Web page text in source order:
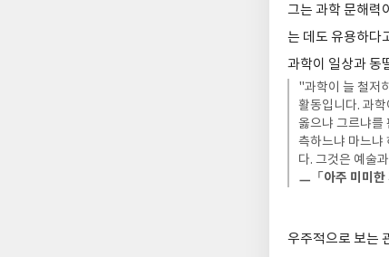
그는 과학 문해력
는 데도 유용하다
과학이 일상과 동
"과학이 늘 철저
활동입니다. 과
옳으냐 그르냐를
측하느냐 마느냐
다. 그것은 예술
ㅡ「아주 미미
우주적으로 보는